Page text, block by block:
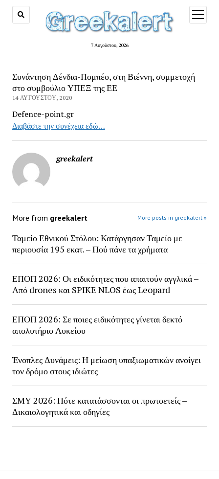
7 Αυγούστου, 2026
open
menu
Συνάντηση Δένδια-Πομπέο, στη Βιέννη, συμμετοχή
στο συμβούλιο ΥΠΕΞ της ΕΕ
14 ΑΥΓΟΎΣΤΟΥ, 2020
Defence-point.gr
Διαβάστε την συνέχεια εδώ…
greekalert
More from greekalert More posts in greekalert »
Ταμείο Εθνικού Στόλου: Κατάργησαν Ταμείο με
περιουσία 195 εκατ. – Πού πάνε τα χρήματα
ΕΠΟΠ 2026: Οι ειδικότητες που απαιτούν αγγλικά –
Από drones και SPIKE NLOS έως Leopard
ΕΠΟΠ 2026: Σε ποιες ειδικότητες γίνεται δεκτό
απολυτήριο Λυκείου
Ένοπλες Δυνάμεις: Η μείωση υπαξιωματικών ανοίγει
τον δρόμο στους ιδιώτες
ΣΜΥ 2026: Πότε κατατάσσονται οι πρωτοετείς –
Δικαιολογητικά και οδηγίες